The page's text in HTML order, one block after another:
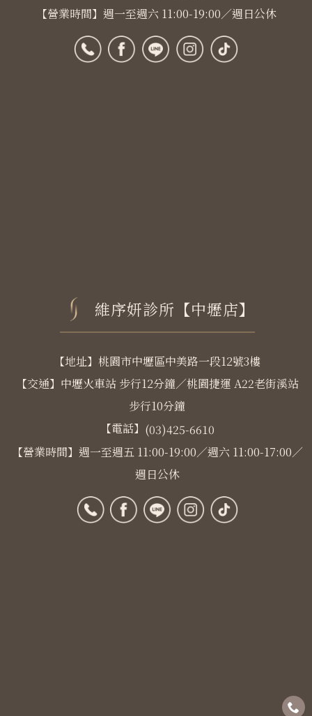
【營業時間】週一至週六 11:00-19:00／週日公休
維序妍診所【中壢店】
【地址】桃園市中壢區中美路一段12號3樓
【交通】中壢火車站 步行12分鐘／桃園捷運 A22老街溪站
步行10分鐘
【電話】 (03)425-6610
【營業時間】週一至週五 11:00-19:00／週六 11:00-17:00／
週日公休